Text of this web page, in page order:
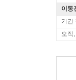
이동
기간
오직